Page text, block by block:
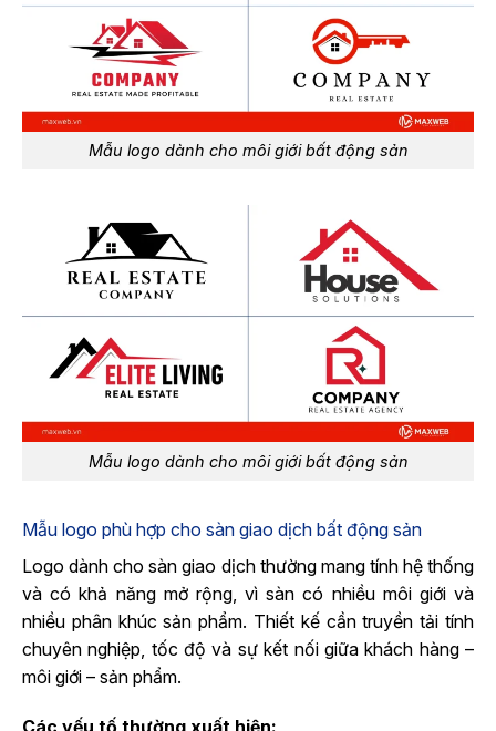
Mẫu logo dành cho môi giới bất động sản
Mẫu logo dành cho môi giới bất động sản
Mẫu logo phù hợp cho sàn giao dịch bất động sản
Logo dành cho sàn giao dịch thường mang tính hệ thống
và có khả năng mở rộng, vì sàn có nhiều môi giới và
nhiều phân khúc sản phẩm. Thiết kế cần truyền tải tính
chuyên nghiệp, tốc độ và sự kết nối giữa khách hàng –
môi giới – sản phẩm.